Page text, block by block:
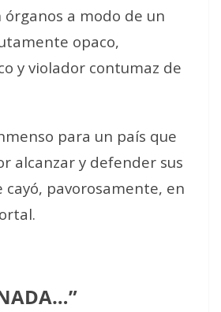
a modo de un
opaco,
y violador contumaz de
para un país que
alcanzar y defender sus
cayó, pavorosamente, en